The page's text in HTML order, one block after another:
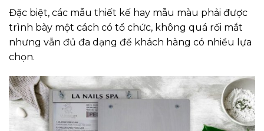
Đặc biệt, các mẫu thiết kế hay mẫu màu phải được
trình bày một cách có tổ chức, không quá rối mắt
nhưng vẫn đủ đa dạng để khách hàng có nhiều lựa
chọn.